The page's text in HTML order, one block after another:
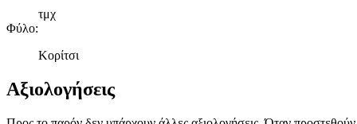
τμχ
Φύλο:
Κορίτσι
Αξιολογήσεις